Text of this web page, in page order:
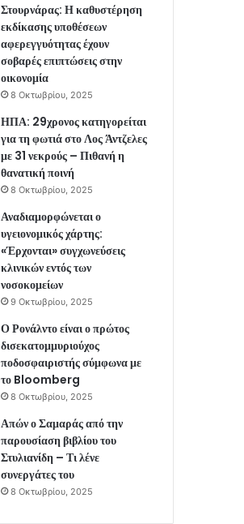
Στουρνάρας: Η καθυστέρηση
εκδίκασης υποθέσεων
αφερεγγυότητας έχουν
σοβαρές επιπτώσεις στην
οικονομία
8 Οκτωβρίου, 2025
ΗΠΑ: 29χρονος κατηγορείται
για τη φωτιά στο Λος Άντζελες
με 31 νεκρούς – Πιθανή η
θανατική ποινή
8 Οκτωβρίου, 2025
Αναδιαμορφώνεται ο
υγειονομικός χάρτης:
«Έρχονται» συγχωνεύσεις
κλινικών εντός των
νοσοκομείων
9 Οκτωβρίου, 2025
Ο Ρονάλντο είναι ο πρώτος
δισεκατομμυριούχος
ποδοσφαιριστής σύμφωνα με
το Bloomberg
8 Οκτωβρίου, 2025
Απών ο Σαμαράς από την
παρουσίαση βιβλίου του
Στυλιανίδη – Τι λένε
συνεργάτες του
8 Οκτωβρίου, 2025